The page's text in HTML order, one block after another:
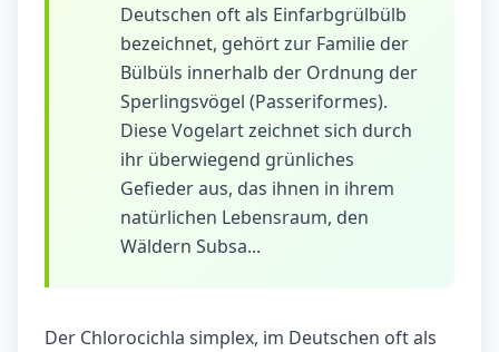
Deutschen oft als Einfarbgrülbülb
bezeichnet, gehört zur Familie der
Bülbüls innerhalb der Ordnung der
Sperlingsvögel (Passeriformes).
Diese Vogelart zeichnet sich durch
ihr überwiegend grünliches
Gefieder aus, das ihnen in ihrem
natürlichen Lebensraum, den
Wäldern Subsa...
Der Chlorocichla simplex, im Deutschen oft als